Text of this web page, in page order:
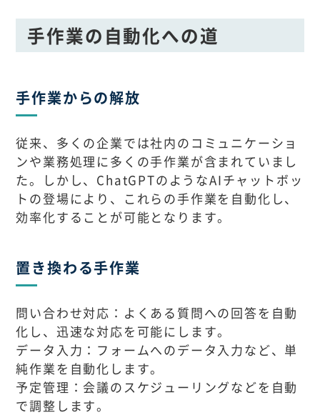
手作業の自動化への道
手作業からの解放
従来、多くの企業では社内のコミュニケーショ
ンや業務処理に多くの手作業が含まれていまし
た。しかし、ChatGPTのようなAIチャットボッ
トの登場により、これらの手作業を自動化し、
効率化することが可能となります。
置き換わる手作業
問い合わせ対応：よくある質問への回答を自動
化し、迅速な対応を可能にします。
データ入力：フォームへのデータ入力など、単
純作業を自動化します。
予定管理：会議のスケジューリングなどを自動
で調整します。